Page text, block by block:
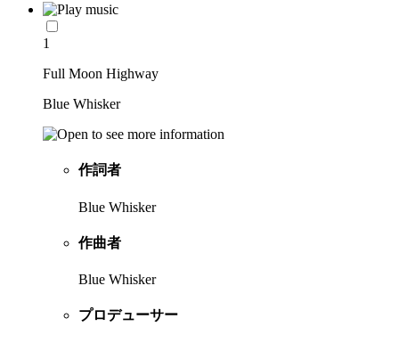
1
Full Moon Highway
Blue Whisker
作詞者
Blue Whisker
作曲者
Blue Whisker
プロデューサー